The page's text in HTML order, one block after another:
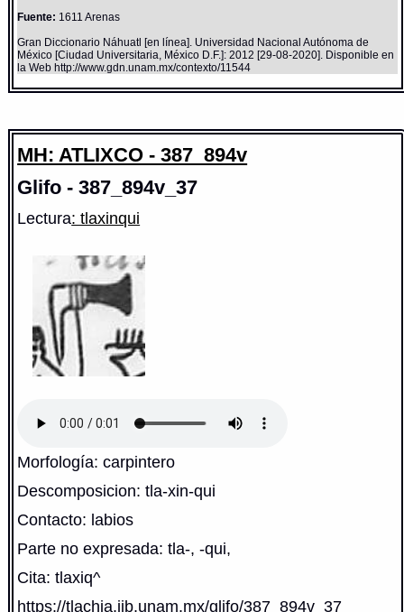
Fuente: 1611 Arenas
Gran Diccionario Náhuatl [en línea]. Universidad Nacional Autónoma de
México [Ciudad Universitaria, México D.F.]: 2012 [29-08-2020]. Disponible en
la Web http://www.gdn.unam.mx/contexto/11544
MH: ATLIXCO - 387_894v
Glifo - 387_894v_37
Lectura: tlaxinqui
Morfología: carpintero
Descomposicion: tla-xin-qui
Contacto: labios
Parte no expresada: tla-, -qui,
Cita: tlaxiq^
https://tlachia.iib.unam.mx/glifo/387_894v_37